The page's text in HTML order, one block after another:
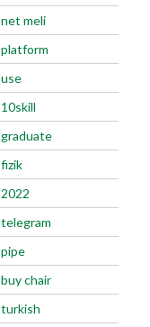
net meli
platform
use
10skill
graduate
fizik
2022
telegram
pipe
buy chair
turkish